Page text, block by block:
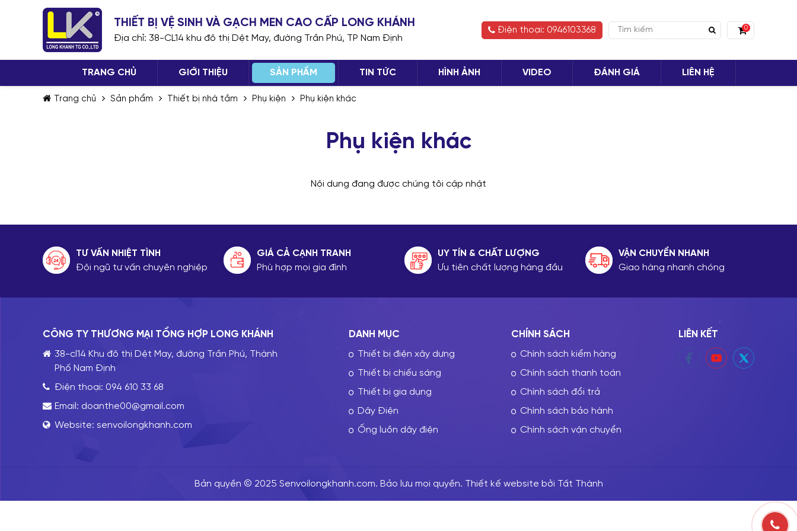
THIẾT BỊ VỆ SINH VÀ GẠCH MEN CAO CẤP LONG KHÁNH
Địa chỉ: 38-CL14 khu đô thị Dệt May, đường Trần Phú, TP Nam Định
Điện thoại: 0946103368 0
TRANG CHỦ GIỚI THIỆU SẢN PHẨM TIN TỨC HÌNH ẢNH VIDEO ĐÁNH GIÁ LIÊN HỆ
Trang chủ Sản phẩm Thiết bị nhà tắm Phụ kiện Phụ kiện khác
Phụ kiện khác
Nội dung đang được chúng tôi cập nhật
TƯ VẤN NHIỆT TÌNH
Đội ngũ tư vấn chuyên nghiệp
GIÁ CẢ CẠNH TRANH
Phù hợp mọi gia đình
UY TÍN & CHẤT LƯỢNG
Ưu tiên chất lượng hàng đầu
VẬN CHUYỂN NHANH
Giao hàng nhanh chóng
CÔNG TY THƯƠNG MẠI TỔNG HỢP LONG KHÁNH
38-cl14 Khu đô thị Dệt May, đường Trần Phú, Thành
Phố Nam Định
Điện thoại: 094 610 33 68
Email: doanthe00@gmail.com
Website: senvoilongkhanh.com
DANH MỤC
Thiết bị điện xây dựng
Thiết bị chiếu sáng
Thiết bị gia dụng
Dây Điện
Ống luồn dây điện
CHÍNH SÁCH
Chính sách kiểm hàng
Chính sách thanh toán
Chính sách đổi trả
Chính sách bảo hành
Chính sách vận chuyển
LIÊN KẾT
Bản quyền © 2025 Senvoilongkhanh.com. Bảo lưu mọi quyền. Thiết kế website bởi Tất Thành